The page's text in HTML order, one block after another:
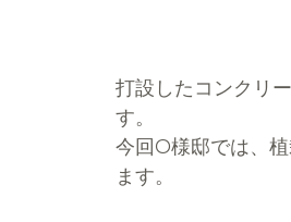
打設したコンクリ
す。
今回O様邸では、
ます。